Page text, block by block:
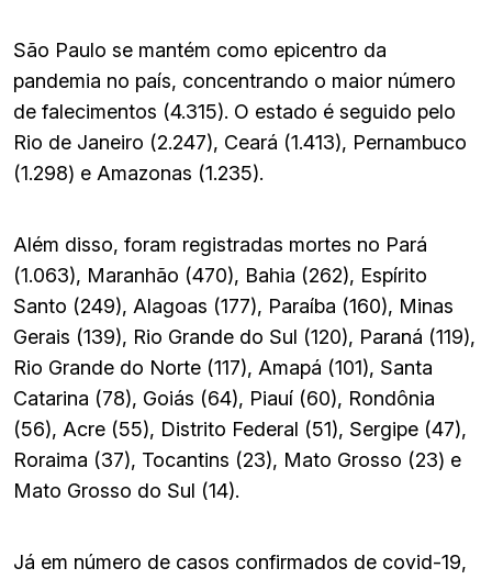
São Paulo se mantém como epicentro da
pandemia no país, concentrando o maior número
de falecimentos (4.315). O estado é seguido pelo
Rio de Janeiro (2.247), Ceará (1.413), Pernambuco
(1.298) e Amazonas (1.235).
Além disso, foram registradas mortes no Pará
(1.063), Maranhão (470), Bahia (262), Espírito
Santo (249), Alagoas (177), Paraíba (160), Minas
Gerais (139), Rio Grande do Sul (120), Paraná (119),
Rio Grande do Norte (117), Amapá (101), Santa
Catarina (78), Goiás (64), Piauí (60), Rondônia
(56), Acre (55), Distrito Federal (51), Sergipe (47),
Roraima (37), Tocantins (23), Mato Grosso (23) e
Mato Grosso do Sul (14).
Já em número de casos confirmados de covid-19,